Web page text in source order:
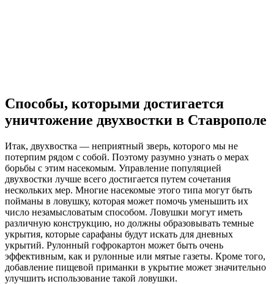
Способы, которыми достигается
уничтожение двухвостки в Ставрополе
Итак, двухвостка — неприятный зверь, которого мы не
потерпим рядом с собой. Поэтому разумно узнать о мерах
борьбы с этим насекомым. Управление популяцией
двухвостки лучше всего достигается путем сочетания
нескольких мер. Многие насекомые этого типа могут быть
пойманы в ловушку, которая может помочь уменьшить их
число незамысловатым способом. Ловушки могут иметь
различную конструкцию, но должны образовывать темные
укрытия, которые сарафаны будут искать для дневных
укрытий. Рулонный гофрокартон может быть очень
эффективным, как и рулонные или мятые газеты. Кроме того,
добавление пищевой приманки в укрытие может значительно
улучшить использование такой ловушки.